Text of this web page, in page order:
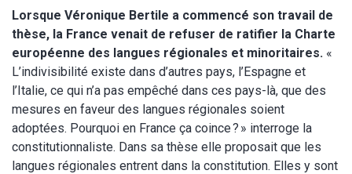
Lorsque Véronique Bertile a commencé son travail de
thèse, la France venait de refuser de ratifier la Charte
européenne des langues régionales et minoritaires. «
L’indivisibilité existe dans d’autres pays, l’Espagne et
l’Italie, ce qui n’a pas empêché dans ces pays-là, que des
mesures en faveur des langues régionales soient
adoptées. Pourquoi en France ça coince ? » interroge la
constitutionnaliste. Dans sa thèse elle proposait que les
langues régionales entrent dans la constitution. Elles y sont